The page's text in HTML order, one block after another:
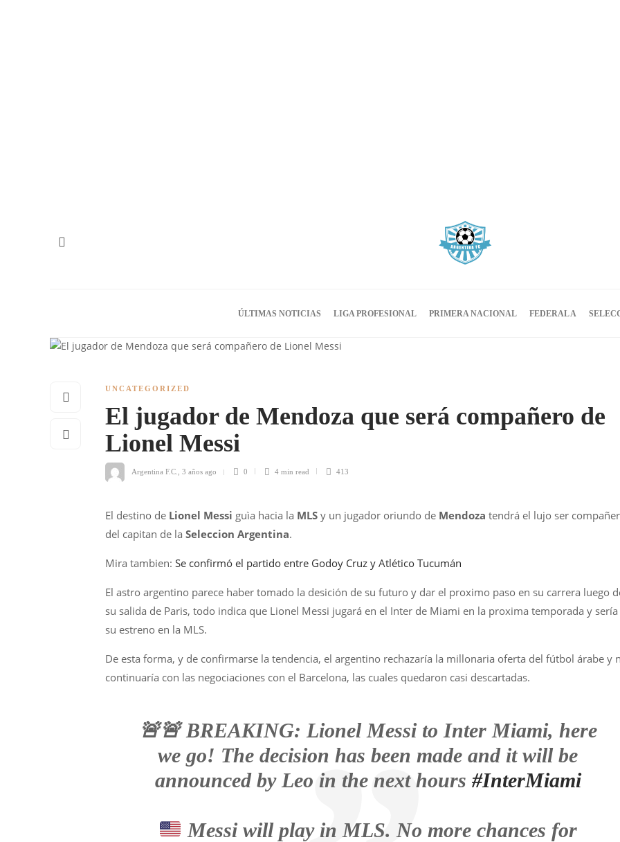
ÚLTIMAS NOTICIAS LIGA PROFESIONAL PRIMERA NACIONAL FEDERAL A
UNCATEGORIZED
El jugador de Mendoza que será compañero de
Lionel Messi
Argentina F.C. 3 años ago 0 4 min read 413
El destino de Lionel Messi guìa hacia la MLS y un jugador oriundo de Mendoza tendrá el lujo ser
del capitan de la Seleccion Argentina.
Mira tambien: Se confirmó el partido entre Godoy Cruz y Atlético Tucumán
El astro argentino parece haber tomado la desición de su futuro y dar el proximo paso en su carrera luego
su salida de Paris, todo indica que Lionel Messi jugará en el Inter de Miami en la proxima temporada y sería
su estreno en la MLS.
De esta forma, y de confirmarse la tendencia, el argentino rechazaría la millonaria oferta del fútbol árabe y
continuaría con las negociaciones con el Barcelona, las cuales quedaron casi descartadas.
🚨🚨 BREAKING: Lionel Messi to Inter Miami, here
we go! The decision has been made and it will be
announced by Leo in the next hours #InterMiami
Messi will play in MLS. No more chances for